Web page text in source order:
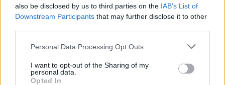
also be disclosed by us to third parties on the IAB’s List of
Downstream Participants that may further disclose it to other
Personal Data Processing Opt Outs
I want to opt-out of the Sharing of my
personal data.
Opted In
Refescar
JComments